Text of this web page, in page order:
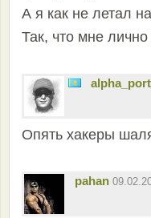
А я как не летал
Так, что мне лично
Опять хакеры
pahan